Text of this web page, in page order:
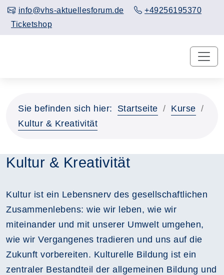
info@vhs-aktuellesforum.de
+49256195370
Ticketshop
Sie befinden sich hier: Startseite
Kurse
Kultur & Kreativität
Kultur & Kreativität
Kultur ist ein Lebensnerv des gesellschaftlichen
Zusammenlebens: wie wir leben, wie wir
miteinander und mit unserer Umwelt umgehen,
wie wir Vergangenes tradieren und uns auf die
Zukunft vorbereiten. Kulturelle Bildung ist ein
zentraler Bestandteil der allgemeinen Bildung und